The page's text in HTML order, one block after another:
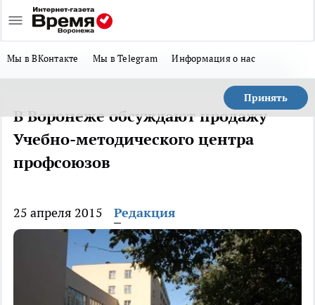
Мы в ВКонтакте Мы в Telegram Информация о нас
Принять
В Воронеже обсуждают продажу
Учебно-методического центра
профсоюзов
25 апреля 2015 Редакция